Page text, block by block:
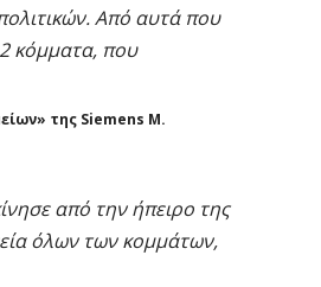
Από αυτά που
κόμματα, που
της Siemens Μ.
από την ήπειρο της
όλων των κομμάτων,